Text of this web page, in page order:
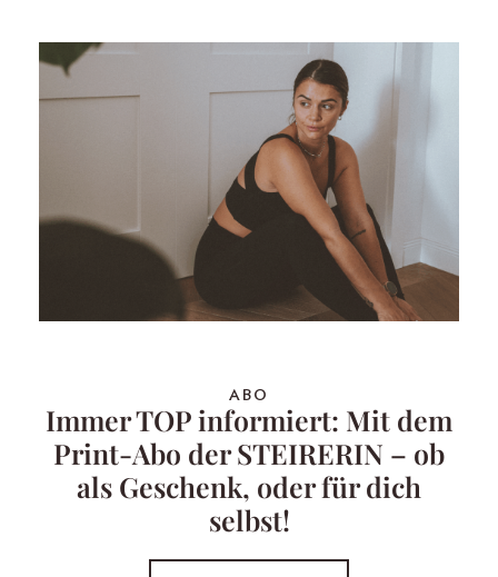
ABO
Immer TOP informiert: Mit dem
Print-Abo der STEIRERIN – ob
als Geschenk, oder für dich
selbst!